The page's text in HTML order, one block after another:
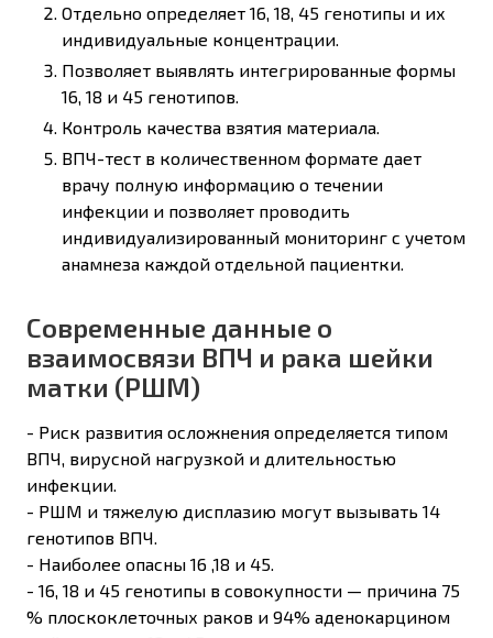
Отдельно определяет 16, 18, 45 генотипы и их
индивидуальные концентрации.
Позволяет выявлять интегрированные формы
16, 18 и 45 генотипов.
Контроль качества взятия материала.
ВПЧ-тест в количественном формате дает
врачу полную информацию о течении
инфекции и позволяет проводить
индивидуализированный мониторинг с учетом
анамнеза каждой отдельной пациентки.
Современные данные о
взаимосвязи ВПЧ и рака шейки
матки (РШМ)
- Риск развития осложнения определяется типом
ВПЧ, вирусной нагрузкой и длительностью
инфекции.
- РШМ и тяжелую дисплазию могут вызывать 14
генотипов ВПЧ.
- Наиболее опасны 16 ,18 и 45.
- 16, 18 и 45 генотипы в совокупности — причина 75
% плоскоклеточных раков и 94% аденокарцином